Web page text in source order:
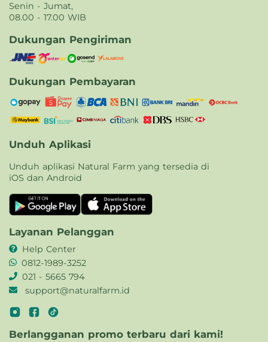
Senin - Jumat,
08.00 - 17.00 WIB
Dukungan Pengiriman
Dukungan Pembayaran
Unduh Aplikasi
Unduh aplikasi Natural Farm yang tersedia di
iOS dan Android
Layanan Pelanggan
Help Center
0812-1989-3252
021 - 5665 794
support@naturalfarm.id
Berlangganan promo terbaru dari kami!